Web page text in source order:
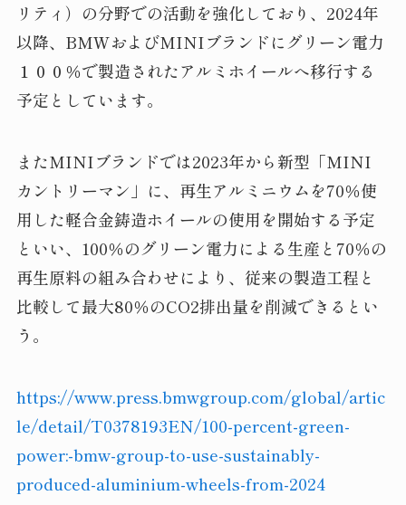
リティ）の分野での活動を強化しており、2024年
以降、BMWおよびMINIブランドにグリーン電力
１００％で製造されたアルミホイールへ移行する
予定としています。
またMINIブランドでは2023年から新型「MINI
カントリーマン」に、再生アルミニウムを70％使
用した軽合金鋳造ホイールの使用を開始する予定
といい、100％のグリーン電力による生産と70％の
再生原料の組み合わせにより、従来の製造工程と
比較して最大80％のCO2排出量を削減できるとい
う。
https://www.press.bmwgroup.com/global/artic
le/detail/T0378193EN/100-percent-green-
power:-bmw-group-to-use-sustainably-
produced-aluminium-wheels-from-2024